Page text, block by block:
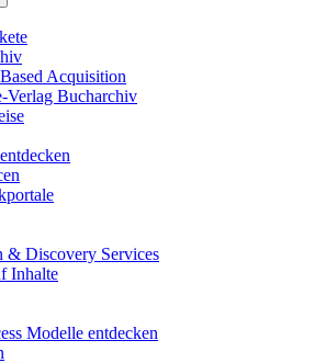
Acquisition
Verlag Bucharchiv
& Discovery Services
Inhalte
Modelle entdecken